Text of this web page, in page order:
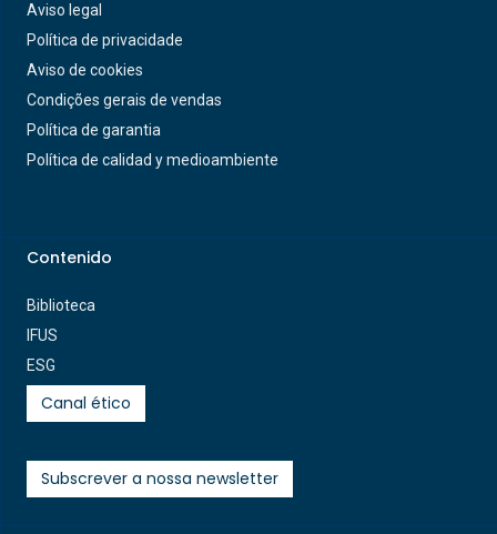
Aviso legal
Política de privacidade
Aviso de cookies
Condições gerais de vendas
Política de garantia
Política de calidad y medioambiente
Contenido
Biblioteca
IFUS
ESG
Canal ético
Subscrever a nossa newsletter